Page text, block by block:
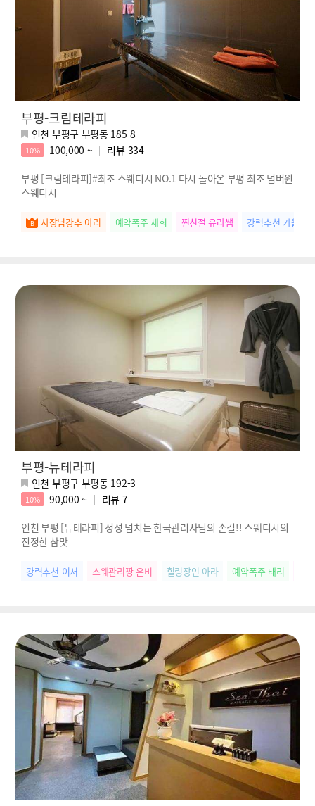
부평-크림테라피
인천 부평구 부평동 185-8
10% 100,000 ~ 리뷰 334
부평 [크림테라피]#최초 스웨디시 NO.1 다시 돌아온 부평 최초 넘버원
스웨디시
사장님강추 아리 예약폭주 세희 찐친절 유라쌤 강력추천 가을쌤
부평-뉴테라피
인천 부평구 부평동 192-3
10% 90,000 ~ 리뷰 7
인천 부평 [뉴테라피] 정성 넘치는 한국관리사님의 손길!! 스웨디시의
진정한 참맛
강력추천 이서 스웨관리짱 은비 힐링장인 아라 예약폭주 태리